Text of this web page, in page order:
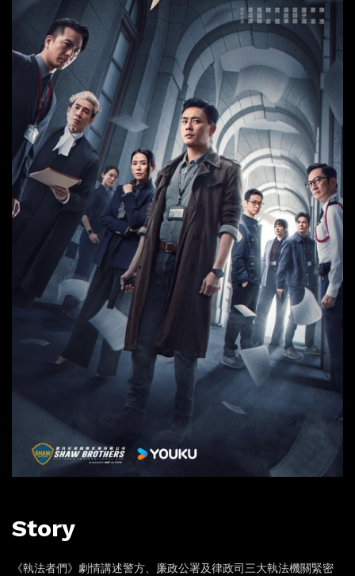
Story
《執法者們》劇情講述警方、廉政公署及律政司三大執法機關緊密